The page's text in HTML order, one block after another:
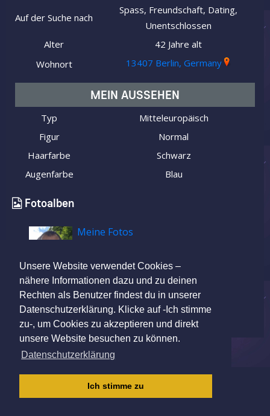
Unsere Website verwendet Cookies –
nähere Informationen dazu und zu deinen
Rechten als Benutzer findest du in unserer
Datenschutzerklärung. Klicke auf -Ich stimme
zu-, um Cookies zu akzeptieren und direkt
unsere Website besuchen zu können.
Datenschutzerklärung
Ich stimme zu
Auf der Suche nach
Spass, Freundschaft, Dating,
Unentschlossen
Alter
42 Jahre alt
Wohnort
13407 Berlin, Germany
MEIN AUSSEHEN
Typ
Mitteleuropäisch
Figur
Normal
Haarfarbe
Schwarz
Augenfarbe
Blau
Fotoalben
Meine Fotos
|AGB|DATENSCHUTZ
KINDERSCHUTZRICHTLINIE